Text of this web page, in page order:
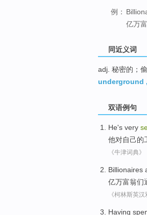
例：
亿万
同近义词
adj. 秘密的；
underground ,
双语例句
He's very
他对自己的
《牛津词典》
Billionaires
亿万富翁们
《柯林斯英汉
Having